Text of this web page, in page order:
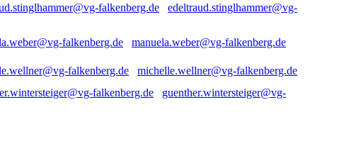
edeltraud.stinglhammer@vg-
manuela.weber@vg-falkenberg.de
michelle.wellner@vg-falkenberg.de
guenther.wintersteiger@vg-